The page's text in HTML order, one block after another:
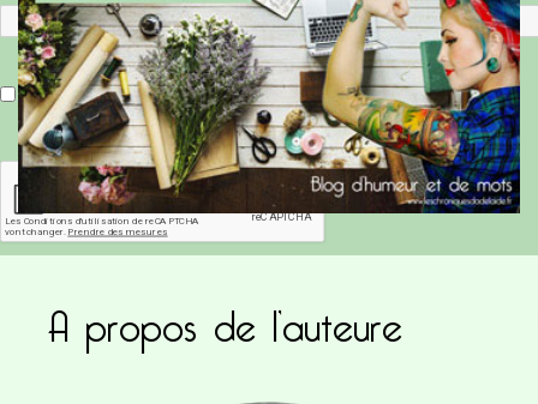
Enregistrer mon nom, mon e-mail et mon site dans le navigateur pour mon prochain commentaire.
Ce site utilise Akismet pour réduire les
commentaires sont traitées
A propos de l’auteure